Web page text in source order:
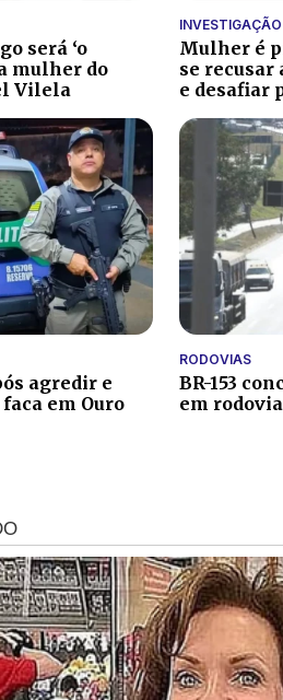
será ‘o
mulher do
Vilela
INVESTIGAÇÃO
Mulher é
se recusar
e desafiar
agredir e
em Ouro
RODOVIAS
BR-153
em